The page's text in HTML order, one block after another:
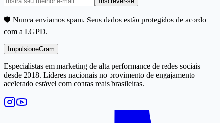
🛡️ Nunca enviamos spam. Seus dados estão protegidos de acordo
com a LGPD.
ImpulsioneGram
Especialistas em marketing de alta performance de redes sociais
desde 2018. Líderes nacionais no provimento de engajamento
acelerado estável com contas reais brasileiras.